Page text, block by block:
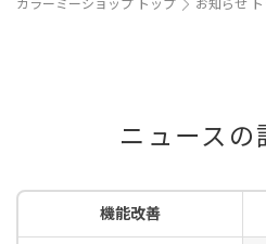
カラーミーショップ トップ お知らせ
ニュースの
機能改善